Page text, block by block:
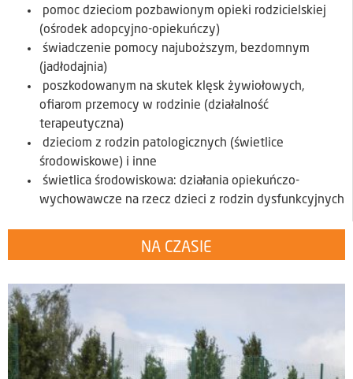
pomoc dzieciom pozbawionym opieki rodzicielskiej
(ośrodek adopcyjno-opiekuńczy)
świadczenie pomocy najuboższym, bezdomnym
(jadłodajnia)
poszkodowanym na skutek klęsk żywiołowych,
ofiarom przemocy w rodzinie (działalność
terapeutyczna)
dzieciom z rodzin patologicznych (świetlice
środowiskowe) i inne
świetlica środowiskowa: działania opiekuńczo-
wychowawcze na rzecz dzieci z rodzin dysfunkcyjnych
NA CZASIE